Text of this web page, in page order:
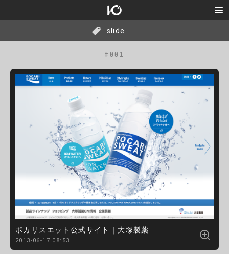
slide
ポカリスエット公式サイト｜大塚製薬
2013-06-17 08:53